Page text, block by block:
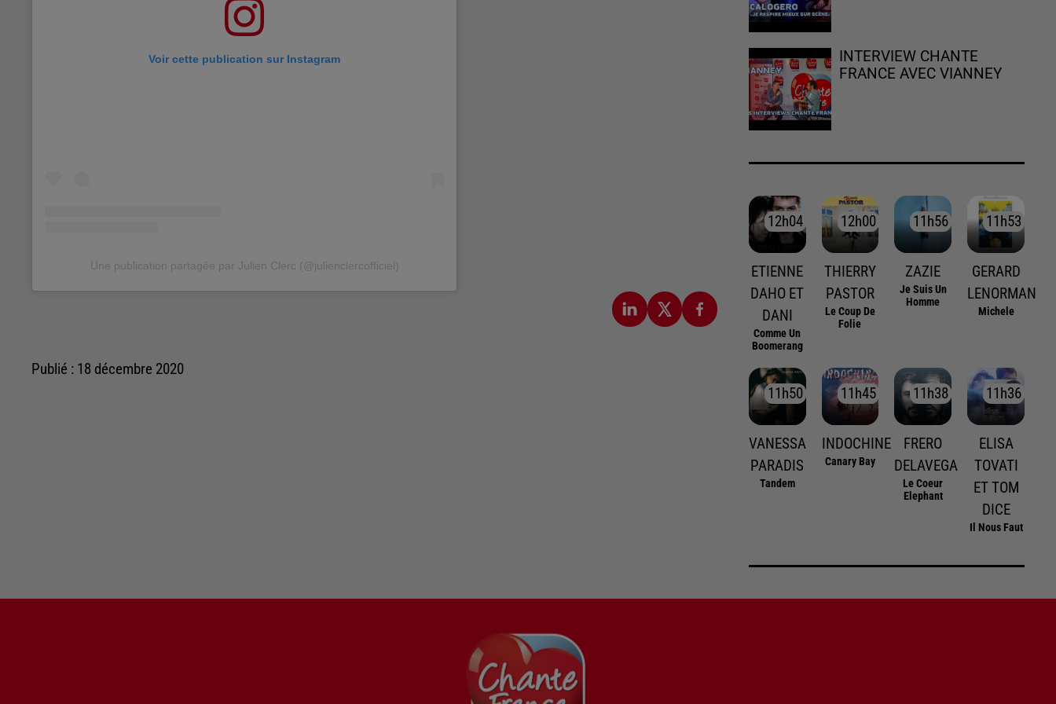
Voir cette publication sur Instagram
Une publication partagée par Julien Clerc (@julienclercofficiel)
Publié : 18 décembre 2020
INTERVIEW CHANTE
FRANCE AVEC VIANNEY
12h04
12h04
ETIENNE
DAHO ET
DANI
Comme Un
Boomerang
12h00
12h00
THIERRY
PASTOR
Le Coup De
Folie
11h56
11h56
ZAZIE
Je Suis Un
Homme
11h53
11h53
GERARD
LENORMAN
Michele
11h50
11h50
VANESSA
PARADIS
Tandem
11h45
11h45
INDOCHINE
Canary Bay
11h38
11h38
FRERO
DELAVEGA
Le Coeur
Elephant
11h36
11h36
ELISA
TOVATI
ET TOM
DICE
Il Nous Faut